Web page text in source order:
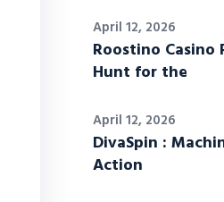
April 12, 2026
Roostino
Hunt for the
April 12, 2026
DivaSpin :
Action